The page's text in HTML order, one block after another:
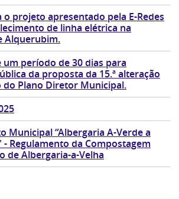
projeto apresentado pela E-Redes
de linha elétrica na
Alquerubim.
período de 30 dias para
da proposta da 15.ª alteração
do Plano Diretor Municipal.
Municipal “Albergaria A-Verde a
Regulamento da Compostagem
de Albergaria-a-Velha